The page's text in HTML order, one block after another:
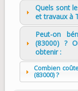
Quels sont
et travaux à
Peut-on
(83000) ?
obtenir :
Combien
(83000) ?